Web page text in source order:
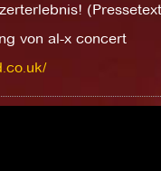
von al-x concert